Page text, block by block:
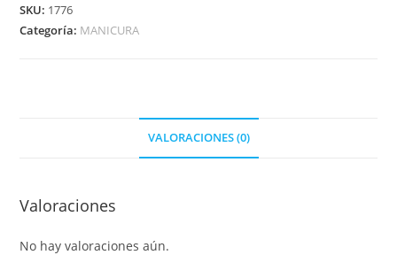
SKU: 1776
Categoría: MANICURA
VALORACIONES (0)
Valoraciones
No hay valoraciones aún.